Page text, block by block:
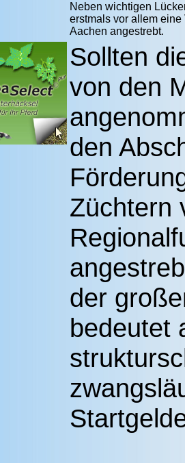
Neben wichtigen
erstmals vor allem
Aachen angestrebt.
Sollten
von den
den
Züchtern
der
bedeutet